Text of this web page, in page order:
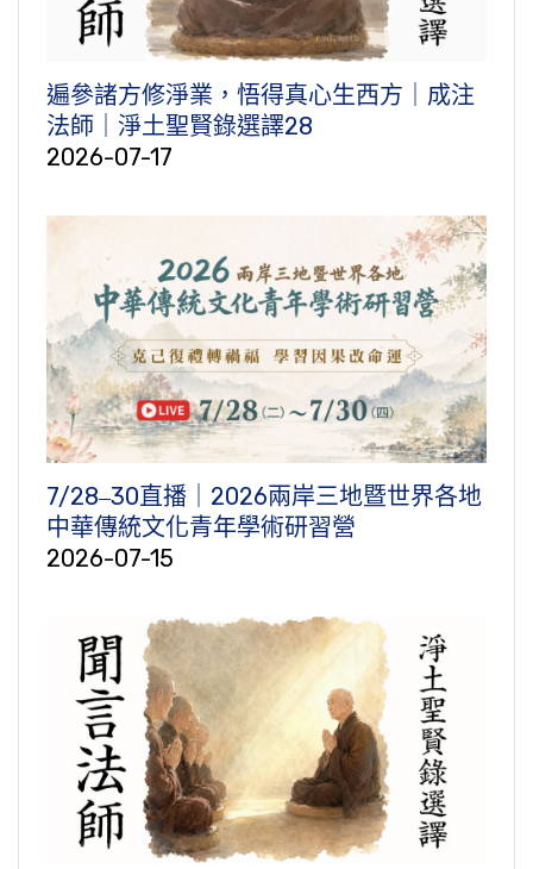
遍參諸方修淨業，悟得真心生西方｜成注
法師｜淨土聖賢錄選譯28
2026-07-17
7/28‒30直播｜2026兩岸三地暨世界各地
中華傳統文化青年學術研習營
2026-07-15